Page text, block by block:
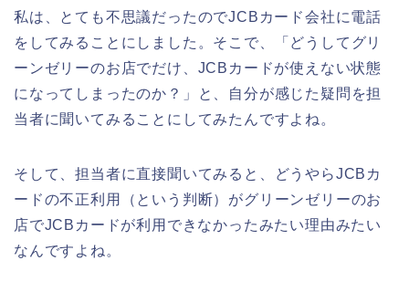
私は、とても不思議だったのでJCBカード会社に電話
をしてみることにしました。そこで、「どうしてグリ
ーンゼリーのお店でだけ、JCBカードが使えない状態
になってしまったのか？」と、自分が感じた疑問を担
当者に聞いてみることにしてみたんですよね。
そして、担当者に直接聞いてみると、どうやらJCBカ
ードの不正利用（という判断）がグリーンゼリーのお
店でJCBカードが利用できなかったみたい理由みたい
なんですよね。